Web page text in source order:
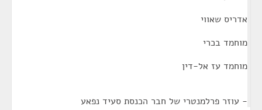
אדריס שאווי
מוחמד בכרי
מוחמד עז אל-דין
- עוזר פרלמנטרי של חבר הכנסת סעיד נפאע